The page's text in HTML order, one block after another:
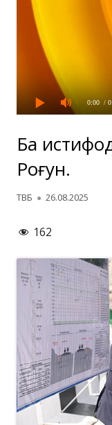
0:00 /
Ба
Роғун.
Автор
ТВБ Опубликовано
26.08.2025
162